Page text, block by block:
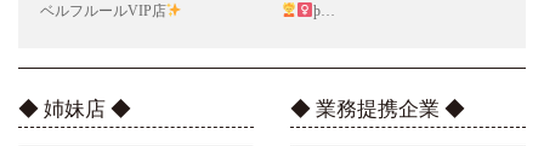
ベルフルールVIP店 þ…
◆ 姉妹店 ◆ ◆ 業務提携企業 ◆